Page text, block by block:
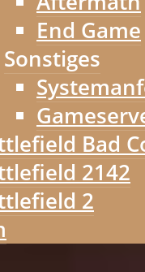
End Game
Sonstiges
Bad
2142
2